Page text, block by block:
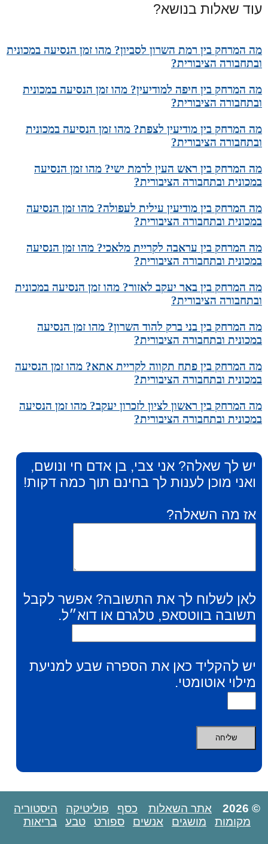
עוד שאלות בנושא?
מה המרחק בין רמת השרון לסביון? מהו זמן הנסיעה במכונית
ובתחבורה הציבורית?
מה המרחק בין חיפה למודיעין? מהו זמן הנסיעה במכונית
ובתחבורה הציבורית?
מה המרחק בין מודיעין לצפת? מהו זמן הנסיעה במכונית
ובתחבורה הציבורית?
מה המרחק בין ראש העין לרמת ישי? מהו זמן הנסיעה
במכונית ובתחבורה הציבורית?
מה המרחק בין מודיעין עילית לעפולה? מהו זמן הנסיעה
במכונית ובתחבורה הציבורית?
מה המרחק בין עראבה לקריית מלאכי? מהו זמן הנסיעה
במכונית ובתחבורה הציבורית?
מה המרחק בין באר יעקב לאזור? מהו זמן הנסיעה במכונית
ובתחבורה הציבורית?
מה המרחק בין בני ברק להוד השרון? מהו זמן הנסיעה
במכונית ובתחבורה הציבורית?
מה המרחק בין פתח תקווה לקריית אתא? מהו זמן הנסיעה
במכונית ובתחבורה הציבורית?
מה המרחק בין ראשון לציון לזכרון יעקב? מהו זמן הנסיעה
במכונית ובתחבורה הציבורית?
יש לך שאלה? אני צבי, בן אדם חי ונושם,
ואני מוכן לענות לך בחינם תוך כמה דקות!
אז מה השאלה?
לאן לשלוח לך את התשובה? אפשר לקבל
תשובה בווטסאפ, טלגרם או דוא״ל.
יש להקליד כאן את הספרה שבע למניעת
מילוי אוטומטי.
© 2026 אתר השאלות כסף פוליטיקה
היסטוריה
מקומות
מושגים אנשים ספורט טבע בריאות